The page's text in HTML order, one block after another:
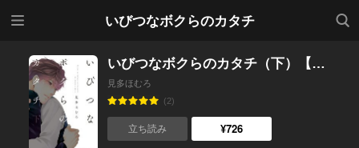
いびつなボクらのカタチ
検索
いびつなボクらのカタチ（下）【SS付き電子限定版】
見多ほむろ
(2)
立ち読み ¥726